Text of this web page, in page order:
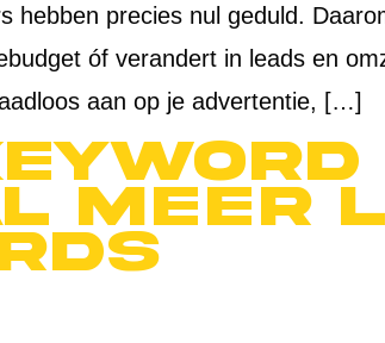
precies nul geduld.
óf verandert in leads en
aan op je advertentie, […]
meer